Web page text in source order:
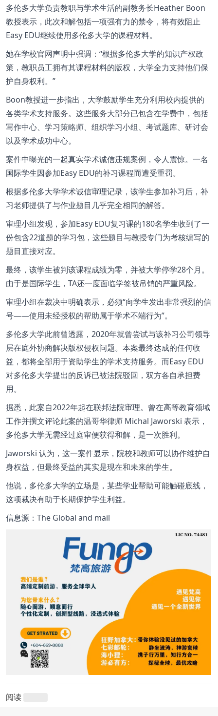
多伦多大学负责教职与学术生活的副教务长Heather Boon
教授表示，此次和解包括一项强有力的禁令，将有效阻止
Easy EDU继续使用多伦多大学的课程材料。
她在学校官网声明中强调：“根据多伦多大学的知识产权政
策，教职员工拥有其课程材料的版权，大学全力支持他们保
护自身权利。”
Boon教授进一步指出，大学鼓励学生充分利用校内提供的
各类学术支持服务。这些服务大部分已包含在学费中，包括
写作中心、学习策略师、组织学习小组、考试题库、研讨会
以及学术成功中心。
案件中曝光的一起真实学术诚信违规案例，令人震惊。一名
国际学生因参加Easy EDU的补习课程而遭受重罚。
根据多伦多大学学术诚信审理记录，该学生参加补习后，补
习老师提供了与作业题目几乎完全相同的解答。
审理小组发现，参加Easy EDU复习课的180名学生收到了一
份包含22道题的学习包，这些题目与教授专门为考核编写的
题目直接对应。
最终，该学生被判该课程成绩为零，并被大学停学28个月。
由于是国际学生，TA还一度面临学签被吊销的严重风险。
审理小组在裁决中明确表示，必须“向学生发出非常强烈的信
号——使用未经授权的帮助属于学术不端行为”。
多伦多大学此前曾透露，2020年就曾尝试与该补习公司领导
层在庭外协商解决版权侵权问题。本案最终达成的任何收
益，都将全部用于资助学生的学术支持服务。而Easy EDU
对多伦多大学提出的反诉已被法院驳回，双方各自承担费
用。
据悉，此案自2022年起在联邦法院审理。 曾在高等教育领域
工作并撰文评论此案的温哥华律师 Michal Jaworski 表示，
多伦多大学无需经过庭审便获得和解，是一次胜利。
Jaworski 认为，这一案件显示，院校和教师可以协作维护自
身权益，但最终受益的其实是现在和未来的学生。
他说，多伦多大学的立场是，某些学业帮助可能触碰底线，
这项裁决有助于长期保护学生利益。
信息源：The Global and mail
阅读